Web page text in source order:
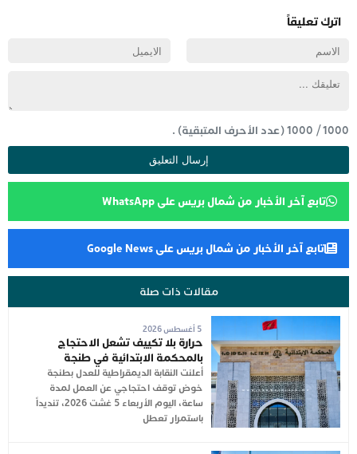
اترك تعليقاً
1000
/
1000(عدد الأحرف المتبقية) .
تابع آخر الأخبار من شمال بريس على WhatsApp
تابع آخر الأخبار من شمال بريس على Google News
مقالات ذات صلة
5 أغسطس 2026
حرارة بلا تكييف تشعل الاحتجاج
بالمحكمة الابتدائية في طنجة
أعلنت النقابة الديمقراطية للعدل بطنجة
خوض توقف احتجاجي عن العمل لمدة
ساعة، اليوم الأربعاء 5 غشت 2026، تنديداً
باستمرار تعطل